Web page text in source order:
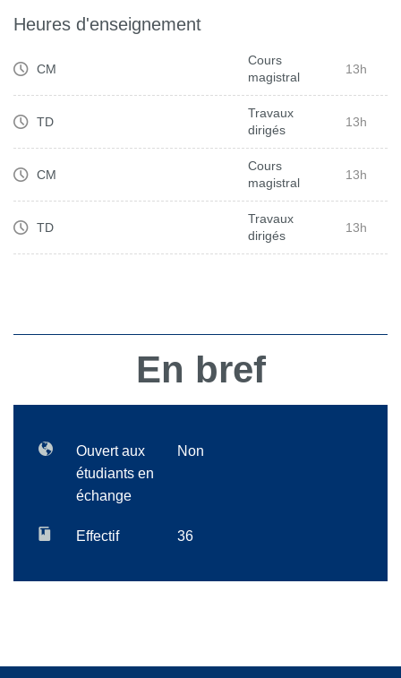
Heures d'enseignement
CM
Cours
magistral
13h
TD
Travaux
dirigés
13h
CM
Cours
magistral
13h
TD
Travaux
dirigés
13h
En bref
Ouvert aux
étudiants en
échange
Non
Effectif 36